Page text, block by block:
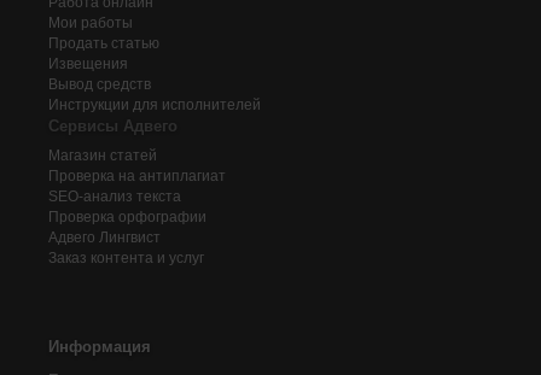
Мои работы
Продать статью
Извещения
Вывод средств
Инструкции для исполнителей
Сервисы Адвего
Магазин статей
Проверка на антиплагиат
SEO-анализ текста
Проверка орфографии
Адвего Лингвист
Заказ контента и услуг
Информация